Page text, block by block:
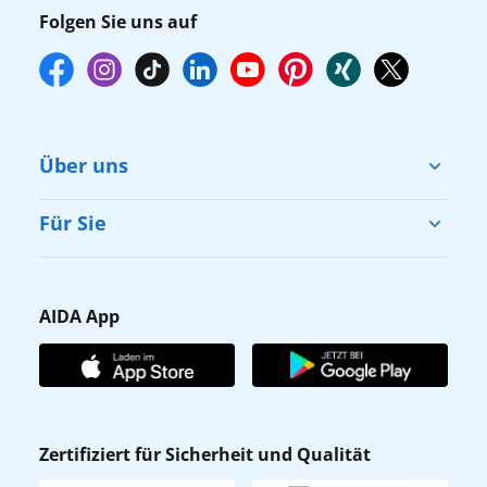
Folgen Sie uns auf
Über uns
Cruise & Help
Karriere
Affiliateprogramm
Verhaltens- & Ethikkodex
Für Sie
Gästefragebogen
AIDA Club
AIDA App
Zertifiziert für Sicherheit und Qualität